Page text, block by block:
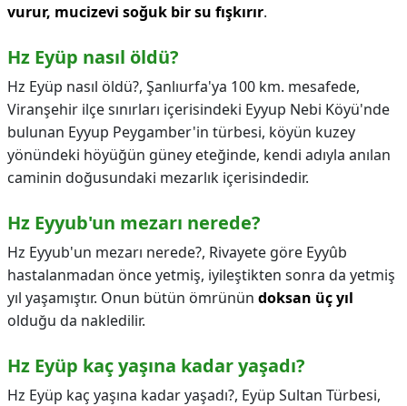
vurur, mucizevi soğuk bir su fışkırır.
Hz Eyüp nasıl öldü?
Hz Eyüp nasıl öldü?, Şanlıurfa'ya 100 km. mesafede,
Viranşehir ilçe sınırları içerisindeki Eyyup Nebi Köyü'nde
bulunan Eyyup Peygamber'in türbesi, köyün kuzey
yönündeki höyüğün güney eteğinde, kendi adıyla anılan
caminin doğusundaki mezarlık içerisindedir.
Hz Eyyub'un mezarı nerede?
Hz Eyyub'un mezarı nerede?, Rivayete göre Eyyûb
hastalanmadan önce yetmiş, iyileştikten sonra da yetmiş
yıl yaşamıştır. Onun bütün ömrünün doksan üç yıl
olduğu da nakledilir.
Hz Eyüp kaç yaşına kadar yaşadı?
Hz Eyüp kaç yaşına kadar yaşadı?, Eyüp Sultan Türbesi,